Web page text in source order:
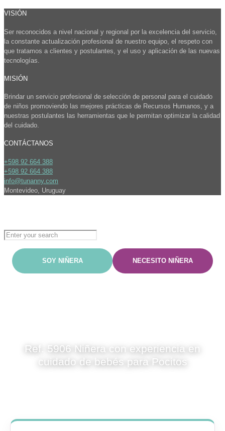
VISIÓN
Ser reconocidos a nivel nacional y regional por la excelencia del servicio,
la constante actualización profesional de nuestro equipo, el respeto con
que tratamos a clientes y postulantes, y el uso y aplicación de las nuevas
tecnologías.
MISIÓN
Brindar un servicio profesional de selección de personal para el cuidado
de niños promoviendo las mejores prácticas de Recursos Humanos, y a
nuestras postulantes las herramientas que le permitan optimizar la calidad
del cuidado.
CONTÁCTANOS
+598 92 664 388
+598 92 664 388
info@tunanny.com
Montevideo, Uruguay
Ref. 5906 Niñera con experiencia en
cuidado de bebés para Pocitos